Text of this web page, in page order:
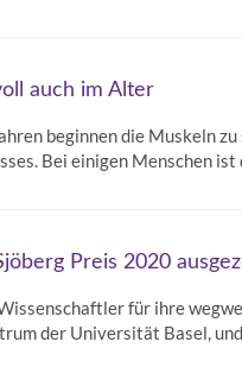
auch im Alter
beginnen die Muskeln
Bei einigen Menschen
Preis 2020
für ihre
der Universität Basel,